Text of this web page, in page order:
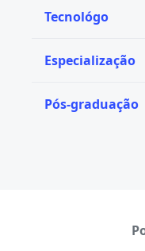
Tecnológo
Especialização
Pós-graduação